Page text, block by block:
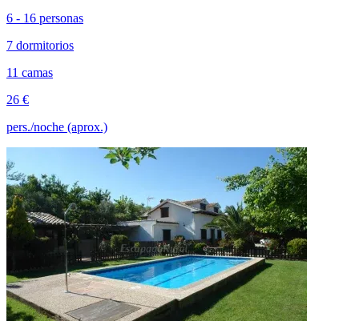
6 - 16 personas
7 dormitorios
11 camas
26 €
pers./noche (aprox.)